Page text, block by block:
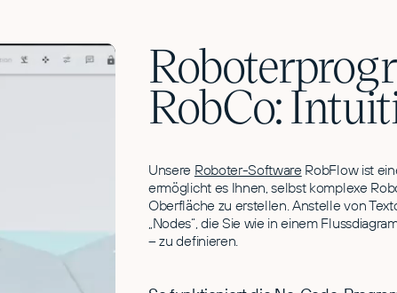
RobCo:
Unsere Roboter-Software RobFlow ist
ermöglicht es Ihnen, selbst komplexe
Oberfläche zu erstellen. Anstelle von
„Nodes“, die Sie wie in einem
– zu definieren.